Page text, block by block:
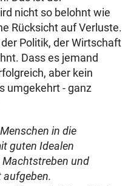
nicht so belohnt wie
Rücksicht auf Verluste.
Politik, der Wirtschaft
Dass es jemand
aber kein
umgekehrt - ganz
in die
guten Idealen
Machtstreben und
aufgeben.